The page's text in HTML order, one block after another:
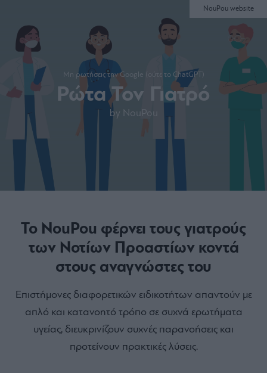
Μη ρωτήσεις την Google (ούτε το ChatGPT)
Ρώτα Τον Γιατρό
by NouPou
NouPou website
Το NouPou φέρνει τους γιατρούς
των Νοτίων Προαστίων κοντά
στους αναγνώστες του
Επιστήμονες διαφορετικών ειδικοτήτων απαντούν με
απλό και κατανοητό τρόπο σε συχνά ερωτήματα
υγείας, διευκρινίζουν συχνές παρανοήσεις και
προτείνουν πρακτικές λύσεις.